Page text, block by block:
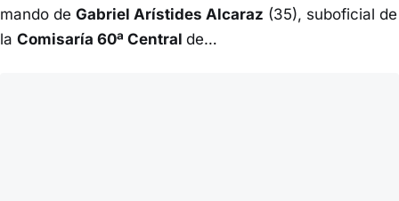
mando de Gabriel Arístides Alcaraz (35), suboficial de
la Comisaría 60ª Central de…